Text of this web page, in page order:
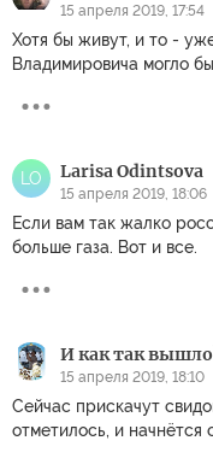
15 апреля 2019, 17:54
Хотя бы живут, и то -
Владимировича могло
LO Larisa Odintsova
15 апреля 2019, 18:06
Если вам так жалко
больше газа. Вот и все.
И как так
15 апреля 2019, 18:10
Сейчас прискачут
отметилось, и начнётся